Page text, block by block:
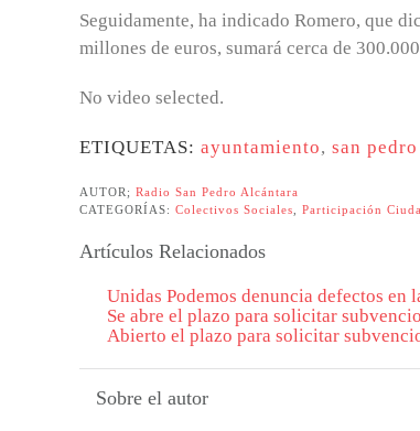
Seguidamente, ha indicado Romero, que
millones de euros, sumará cerca de
No video selected.
ETIQUETAS: ayuntamiento, san
AUTOR; Radio San Pedro Alcántara
CATEGORÍAS: Colectivos Sociales Participación
Artículos Relacionados
Unidas Podemos denuncia defectos
Se abre el plazo para solicitar
Abierto el plazo para solicitar
Sobre el autor